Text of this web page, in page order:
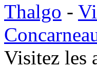
Thalgo -
Visitez les